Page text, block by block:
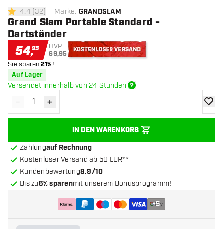
4.4 Bewertungssterne
4.4 [32] Marke: GRANDSLAM
Grand Slam Portable Standard -
Dartständer
54,95 UVP:
69,95
Sie sparen21%!
Auf Lager
Versendet innerhalb von 24 Stunden
Menge verringern
- Menge erhöhen
+
IN DEN WARENKORB
Zur
Zahlungauf Rechnung
Kostenloser Versand ab 50 EUR**
Kundenbewertung8.9/10
Bis zu6% sparenmit unserem Bonusprogramm!
+5